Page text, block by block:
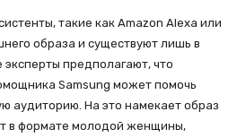
такие как Amazon Alexa или
образа и существуют лишь в
предполагают, что
Samsung может помочь
аудиторию. На это намекает образ
в формате молодой женщины,